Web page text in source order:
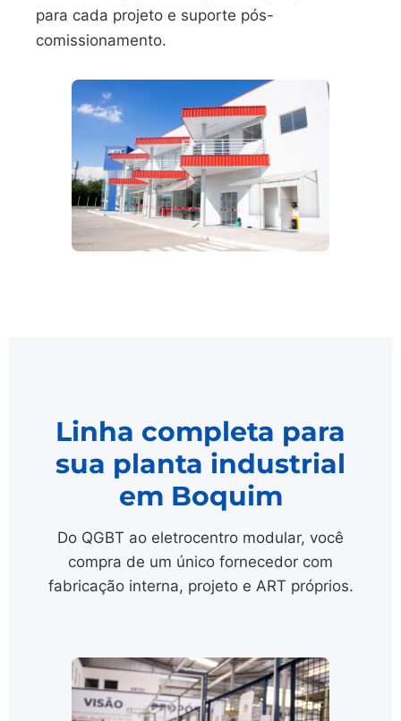
para cada projeto e suporte pós-
comissionamento.
Linha completa para
sua planta industrial
em Boquim
Do QGBT ao eletrocentro modular, você
compra de um único fornecedor com
fabricação interna, projeto e ART próprios.